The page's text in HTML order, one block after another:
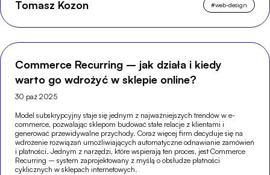
Tomasz Kozon #web-design
Commerce Recurring – jak działa i kiedy
warto go wdrożyć w sklepie online?
30 paź 2025
Model subskrypcyjny staje się jednym z najważniejszych trendów w e-
commerce, pozwalając sklepom budować stałe relacje z klientami i
generować przewidywalne przychody. Coraz więcej firm decyduje się na
wdrożenie rozwiązań umożliwiających automatyczne odnawianie zamówień
i płatności. Jednym z narzędzi, które wspierają ten proces, jest Commerce
Recurring – system zaprojektowany z myślą o obsłudze płatności
cyklicznych w sklepach internetowych.